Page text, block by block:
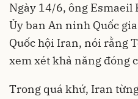
Ngày 14/6, ông
Ủy ban An ninh Quốc
Quốc hội Iran, nói rằng
xem xét khả năng đóng
Trong quá khứ, Iran